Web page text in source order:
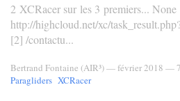
2 XCRacer sur les 3 premiers...
http://highcloud.net/xc/
[2] /contactu...
Bertrand Fontaine (AIR³)—février 2018 —
Paragliders XCRacer